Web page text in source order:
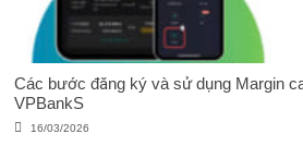
Các bước đăng ký và sử dụng Margin
VPBankS
16/03/2026